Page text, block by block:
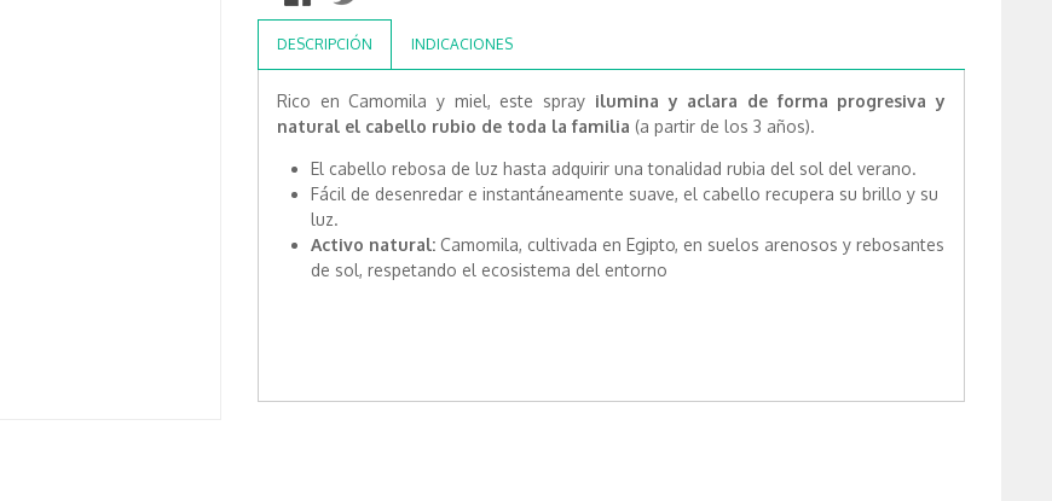
DESCRIPCIÓN INDICACIONES
Rico en Camomila y miel, este spray ilumina y aclara de forma progresiva y
natural el cabello rubio de toda la familia (a partir de los 3 años).
El cabello rebosa de luz hasta adquirir una tonalidad rubia del sol del verano.
Fácil de desenredar e instantáneamente suave, el cabello recupera su brillo y su
luz.
Activo natural: Camomila, cultivada en Egipto, en suelos arenosos y rebosantes
de sol, respetando el ecosistema del entorno